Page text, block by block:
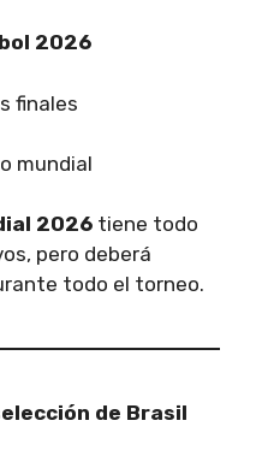
2026
finales
mundial
2026 tiene todo
pero deberá
todo el torneo.
de Brasil